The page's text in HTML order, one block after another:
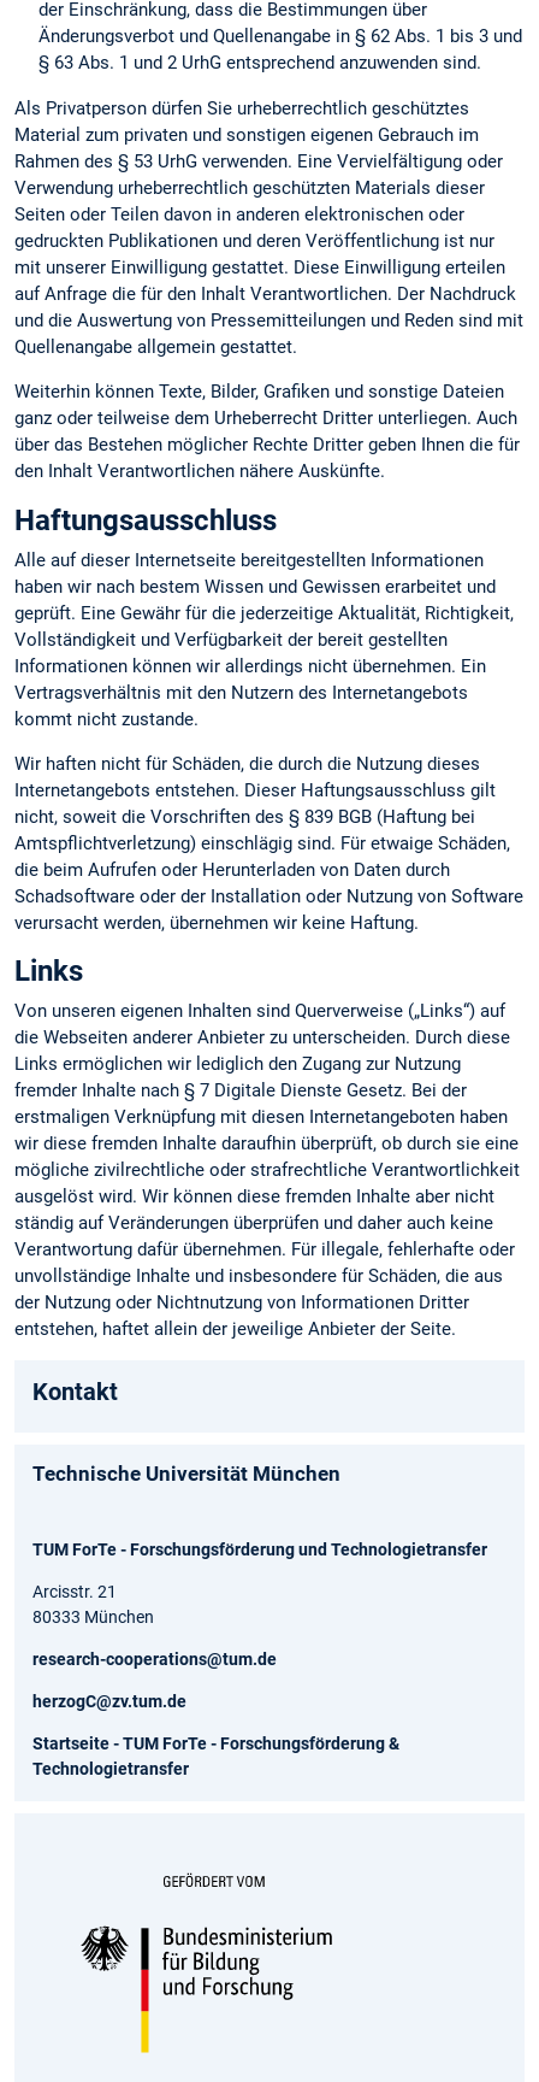
der Einschränkung, dass die Bestimmungen über
Änderungsverbot und Quellenangabe in § 62 Abs. 1 bis 3 und
§ 63 Abs. 1 und 2 UrhG entsprechend anzuwenden sind.
Als Privatperson dürfen Sie urheberrechtlich geschütztes
Material zum privaten und sonstigen eigenen Gebrauch im
Rahmen des § 53 UrhG verwenden. Eine Vervielfältigung oder
Verwendung urheberrechtlich geschützten Materials dieser
Seiten oder Teilen davon in anderen elektronischen oder
gedruckten Publikationen und deren Veröffentlichung ist nur
mit unserer Einwilligung gestattet. Diese Einwilligung erteilen
auf Anfrage die für den Inhalt Verantwortlichen. Der Nachdruck
und die Auswertung von Pressemitteilungen und Reden sind mit
Quellenangabe allgemein gestattet.
Weiterhin können Texte, Bilder, Grafiken und sonstige Dateien
ganz oder teilweise dem Urheberrecht Dritter unterliegen. Auch
über das Bestehen möglicher Rechte Dritter geben Ihnen die für
den Inhalt Verantwortlichen nähere Auskünfte.
Haftungsausschluss
Alle auf dieser Internetseite bereitgestellten Informationen
haben wir nach bestem Wissen und Gewissen erarbeitet und
geprüft. Eine Gewähr für die jederzeitige Aktualität, Richtigkeit,
Vollständigkeit und Verfügbarkeit der bereit gestellten
Informationen können wir allerdings nicht übernehmen. Ein
Vertragsverhältnis mit den Nutzern des Internetangebots
kommt nicht zustande.
Wir haften nicht für Schäden, die durch die Nutzung dieses
Internetangebots entstehen. Dieser Haftungsausschluss gilt
nicht, soweit die Vorschriften des § 839 BGB (Haftung bei
Amtspflichtverletzung) einschlägig sind. Für etwaige Schäden,
die beim Aufrufen oder Herunterladen von Daten durch
Schadsoftware oder der Installation oder Nutzung von Software
verursacht werden, übernehmen wir keine Haftung.
Links
Von unseren eigenen Inhalten sind Querverweise („Links“) auf
die Webseiten anderer Anbieter zu unterscheiden. Durch diese
Links ermöglichen wir lediglich den Zugang zur Nutzung
fremder Inhalte nach § 7 Digitale Dienste Gesetz. Bei der
erstmaligen Verknüpfung mit diesen Internetangeboten haben
wir diese fremden Inhalte daraufhin überprüft, ob durch sie eine
mögliche zivilrechtliche oder strafrechtliche Verantwortlichkeit
ausgelöst wird. Wir können diese fremden Inhalte aber nicht
ständig auf Veränderungen überprüfen und daher auch keine
Verantwortung dafür übernehmen. Für illegale, fehlerhafte oder
unvollständige Inhalte und insbesondere für Schäden, die aus
der Nutzung oder Nichtnutzung von Informationen Dritter
entstehen, haftet allein der jeweilige Anbieter der Seite.
Kontakt
Technische Universität München
TUM ForTe - Forschungsförderung und Technologietransfer
Arcisstr. 21
80333 München
research-cooperations@tum.de
herzogC@zv.tum.de
Startseite - TUM ForTe - Forschungsförderung &
Technologietransfer